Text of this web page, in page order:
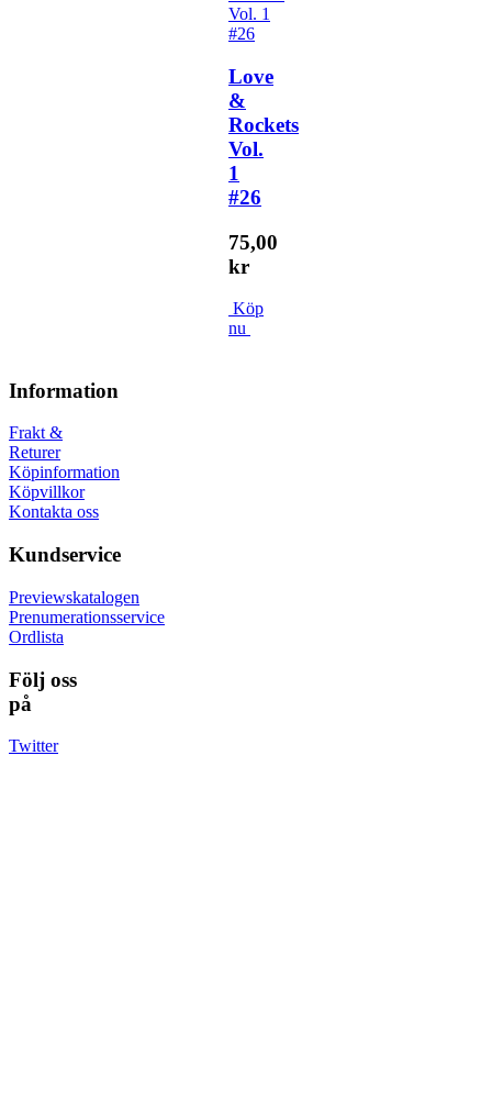
Love
&
Rockets
Vol.
1
#26
75,00
kr
Köp
nu
Information
Frakt &
Returer
Köpinformation
Köpvillkor
Kontakta oss
Kundservice
Previewskatalogen
Prenumerationsservice
Ordlista
Följ oss
på
Twitter